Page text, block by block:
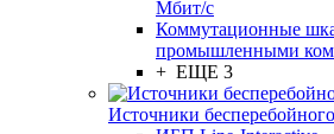
Мбит/с
Коммутационные
промышленными
+ ЕЩЕ 3
Источники